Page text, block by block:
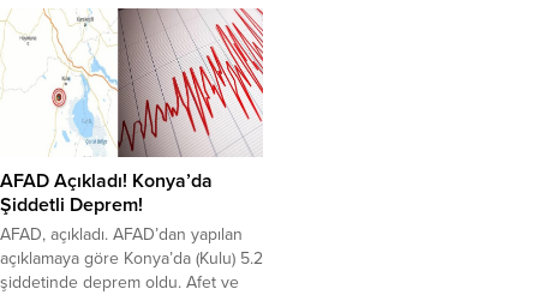
AFAD Açıkladı! Konya’da
Şiddetli Deprem!
AFAD, açıkladı. AFAD’dan yapılan
açıklamaya göre Konya’da (Kulu) 5.2
şiddetinde deprem oldu. Afet ve